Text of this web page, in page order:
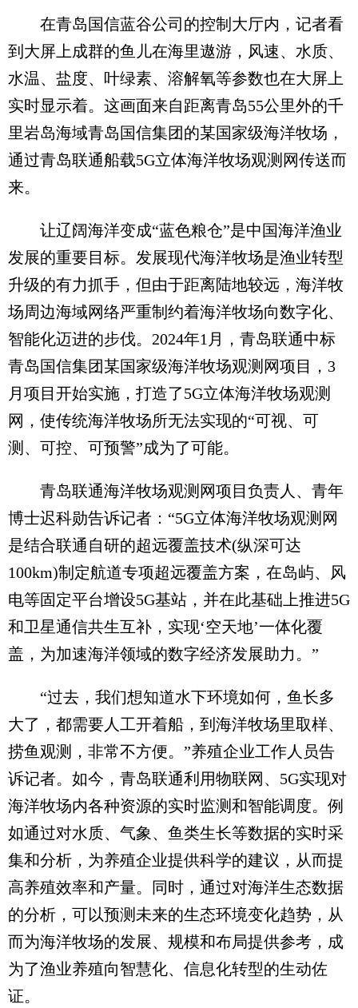
在青岛国信蓝谷公司的控制大厅内，记者看
到大屏上成群的鱼儿在海里遨游，风速、水质、
水温、盐度、叶绿素、溶解氧等参数也在大屏上
实时显示着。这画面来自距离青岛55公里外的千
里岩岛海域青岛国信集团的某国家级海洋牧场，
通过青岛联通船载5G立体海洋牧场观测网传送而
来。
让辽阔海洋变成“蓝色粮仓”是中国海洋渔业
发展的重要目标。发展现代海洋牧场是渔业转型
升级的有力抓手，但由于距离陆地较远，海洋牧
场周边海域网络严重制约着海洋牧场向数字化、
智能化迈进的步伐。2024年1月，青岛联通中标
青岛国信集团某国家级海洋牧场观测网项目，3
月项目开始实施，打造了5G立体海洋牧场观测
网，使传统海洋牧场所无法实现的“可视、可
测、可控、可预警”成为了可能。
青岛联通海洋牧场观测网项目负责人、青年
博士迟科勋告诉记者：“5G立体海洋牧场观测网
是结合联通自研的超远覆盖技术(纵深可达
100km)制定航道专项超远覆盖方案，在岛屿、风
电等固定平台增设5G基站，并在此基础上推进5G
和卫星通信共生互补，实现‘空天地’一体化覆
盖，为加速海洋领域的数字经济发展助力。”
“过去，我们想知道水下环境如何，鱼长多
大了，都需要人工开着船，到海洋牧场里取样、
捞鱼观测，非常不方便。”养殖企业工作人员告
诉记者。如今，青岛联通利用物联网、5G实现对
海洋牧场内各种资源的实时监测和智能调度。例
如通过对水质、气象、鱼类生长等数据的实时采
集和分析，为养殖企业提供科学的建议，从而提
高养殖效率和产量。同时，通过对海洋生态数据
的分析，可以预测未来的生态环境变化趋势，从
而为海洋牧场的发展、规模和布局提供参考，成
为了渔业养殖向智慧化、信息化转型的生动佐
证。